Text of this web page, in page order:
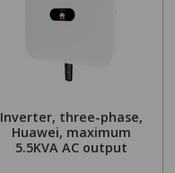
Inverter, three-phase,
Huawei, maximum
5.5KVA AC output